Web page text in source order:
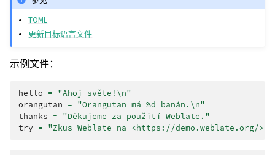
TOML
更新目标语言文件
示例文件：
hello = "Ahoj světe! \n"
orangutan = "Orangutan má %d banán. \n"
thanks = "Děkujeme za použití Weblate."
try = "Zkus Weblate na <https://demo.weblate.org/>!